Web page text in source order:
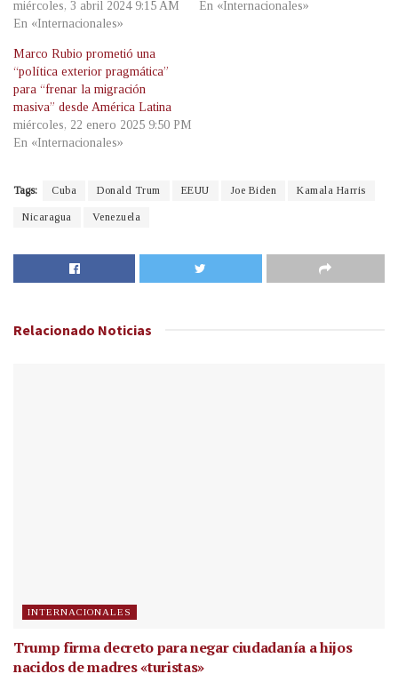
miércoles, 3 abril 2024 9:15 AM
En «Internacionales»
En «Internacionales»
Marco Rubio prometió una
“política exterior pragmática”
para “frenar la migración
masiva” desde América Latina
miércoles, 22 enero 2025 9:50 PM
En «Internacionales»
Tags: Cuba Donald Trum EEUU Joe Biden Kamala Harris
Nicaragua Venezuela
Relacionado Noticias
INTERNACIONALES
Trump firma decreto para negar ciudadanía a hijos
nacidos de madres «turistas»